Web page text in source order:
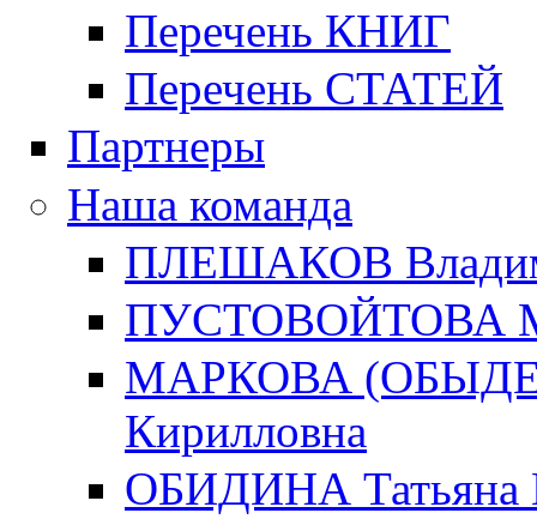
Перечень КНИГ
Перечень СТАТЕЙ
Партнеры
Наша команда
ПЛЕШАКОВ
ПУСТОВОЙТОВА
МАРКОВА
Кирилловна
ОБИДИНА Татьяна